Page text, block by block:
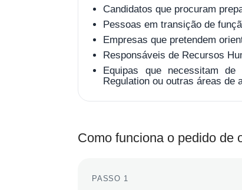
Candidatos que procuram
Pessoas em transição de
Empresas que pretendem
Responsáveis de Recursos
Equipas que necessitam de
Regulation ou outras áreas de
Como funciona o pedido de
PASSO 1